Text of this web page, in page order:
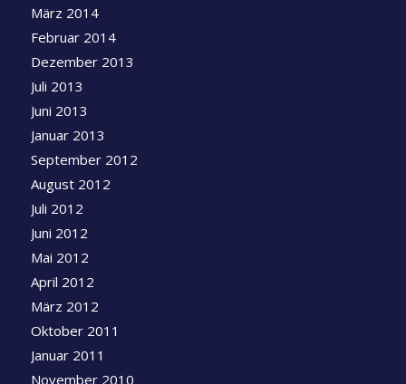
März 2014
Februar 2014
Dezember 2013
Juli 2013
Juni 2013
Januar 2013
September 2012
August 2012
Juli 2012
Juni 2012
Mai 2012
April 2012
März 2012
Oktober 2011
Januar 2011
November 2010